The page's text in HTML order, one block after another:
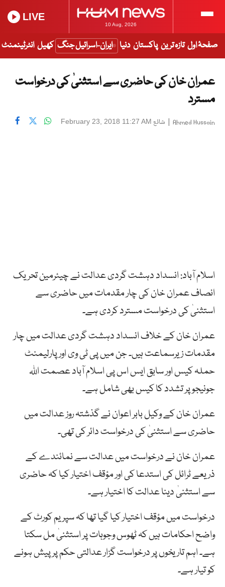
10 Aug, 2026
LIVE
صفحۂ اول تازہ ترین پاکستان دنیا ایران-اسرائیل جنگ کھیل انٹرٹینمنٹ
عمران خان کی حاضری سے استثنیٰ کی درخواست
مسترد
Ahmed Hussain
| شائع February 23, 2018 11:27 AM
اسلام آباد: انسداد دہشت گردی عدالت نے چیئرمین تحریک
انصاف عمران خان کی چار مقدمات میں حاضری سے
استثنیٰ کی درخواست مسترد کردی ہے۔
عمران خان کے خلاف انسداد دہشت گردی عدالت میں چار
مقدمات زیرسماعت ہیں۔ جن میں پی ٹی وی اور پارلیمنٹ
حملہ کیس اور سابق ایس اس پی اسلام آباد عصمت اللہ
جونیجو پر تشدد کا کیس بھی شامل ہے۔
عمران خان کے وکیل بابر اعوان نے گذشتہ روز عدالت میں
حاضری سے استثنیٰ کی درخواست دائر کی تھی۔
عمران خان نے درخواست میں عدالت سے نمائندے کے
ذریعے ٹرائل کی استدعا کی اور مؤقف اختیار کیا کہ حاضری
سے استثنیٰ دینا عدالت کا اختیار ہے۔
درخواست میں مؤقف اختیار کیا گیا تھا کہ سپریم کورٹ کے
واضح احکامات ہیں کہ ٹھوس وجوہات پر استثنیٰ مل سکتا
ہے۔ اہم تاریخوں پر درخواست گزار عدالتی حکم پر پیش ہونے
کو تیار ہے۔